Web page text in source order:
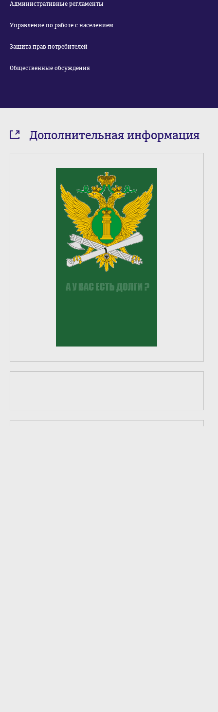
Административные регламенты
Управление по работе с населением
Защита прав потребителей
Общественные обсуждения
Дополнительная информация